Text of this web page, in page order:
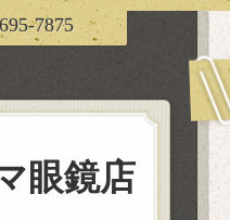
7875
眼鏡店